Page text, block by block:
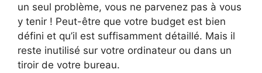
un seul problème, vous ne parvenez pas à vous
y tenir ! Peut-être que votre budget est bien
défini et qu’il est suffisamment détaillé. Mais il
reste inutilisé sur votre ordinateur ou dans un
tiroir de votre bureau.